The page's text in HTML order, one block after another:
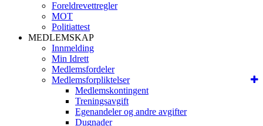
Foreldrevettregler
MOT
Politiattest
MEDLEMSKAP
Innmelding
Min Idrett
Medlemsfordeler
Medlemsforpliktelser
Medlemskontingent
Treningsavgift
Egenandeler og andre avgifter
Dugnader